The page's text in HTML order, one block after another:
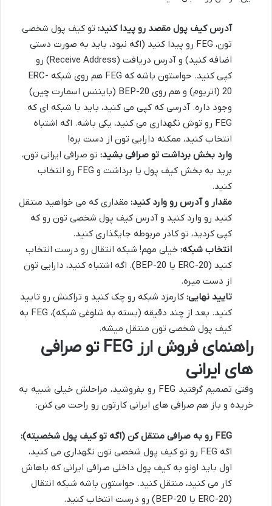
آدرس کیف پول مقصد رو پیدا کنید: تو کیف پول شخصی
تون، FEG رو پیدا کنید (اگه نبود، باید به صورت دستی
اضافه کنید) و آدرس دریافت (Receive Address) رو
کپی کنید. حواستون باشه که FEG هم روی شبکه ERC-
20 (اتریوم) و هم روی BEP-20 (بایننس اسمارت چین)
وجود داره. آدرسی که کپی می کنید، باید با شبکه ای که
FEG رو توش نگهداری می کنید، یکی باشه. اگه اشتباه
انتخاب کنید، ممکنه دارایی تون از دست بره!
وارد بخش برداشت تو صرافی بشید: تو صرافی ایرانی تون،
برید به بخش کیف پول یا برداشت و FEG رو انتخاب
کنید.
مقدار و آدرس رو وارد کنید: مقداری که می خواهید منتقل
کنید رو وارد کنید و آدرس کیف پول شخصی تون رو که
کپی کردید، تو کادر مربوطه جایگذاری کنید.
انتخاب شبکه: خیلی مهم! شبکه انتقال رو درست انتخاب
کنید (ERC-20 یا BEP-20). اگه اشتباه کنید، دارایی تون
از دست میره.
تایید نهایی: کارمزد شبکه رو چک کنید و تراکنش رو تایید
کنید. بعد از چند دقیقه (بسته به شلوغی شبکه)، FEG به
کیف پول شخصی تون منتقل میشه.
راهنمای فروش ارز FEG تو صرافی
های ایرانی
وقتی تصمیم گرفتید FEG رو بفروشید، مراحلش خیلی شبیه به
خریده و باز هم صرافی های ایرانی کارتون رو راحت می کنن:
FEG رو به صرافی منتقل کن (اگه تو کیف پول شخصیته):
اگه FEG رو تو کیف پول شخصی تون نگهداری می کنید،
اول باید اونو به کیف پول داخلی صرافی ایرانی که باهاش
کار می کنید، منتقل کنید. حواستون باشه شبکه انتقال
(ERC-20 یا BEP-20) رو درست انتخاب کنید.